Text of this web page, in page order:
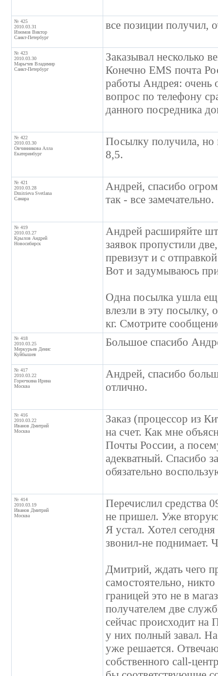
№ 425
2010.03.31
Изюмов Виктор
Санкт-Петербург
все позиции получил,
№ 423
2010.03.30
Марычев Владимир
Санкт-Петербург
Заказывал несколько
Конечно EMS почта
работы Андрея: очень
вопрос по телефону
данного посредника
№ 422
2010.03.30
Овчинникова Алла
Екатеринбург
Посылку получила, но
8,5.
№ 421
2010.03.28
Dmitrieva Svetlana
Самара
Андрей, спасибо
так - все замечательно.
№ 419
2010.03.27
Крылов Андрей
Новосибирск
Андрей расширяйте
заявок пропустили
превизут и с
Вот и задумываюсь
Одна посылка ушла
влезли в эту посылку,
кг. Смотрите
№ 418
2010.03.25
Меркурьев Денис
Куйбышев
Большое спасибо
№ 417
2010.03.22
Горючкина Ирина
Москва
Андрей, спасибо
отлично.
№ 416
2010.03.22
Иванов Дмитрий
Москва
Заказ (процессор из
на счет. Как мне
Почты России, а
адекватный. Спасибо
обязательно
№ 414
2010.03.19
Иванов Дмитрий
Москва
Перечислил средства
не пришел. Уже
Я устал. Хотел
звонил-не поднимает.
Дмитрий, ждать чего
самостоятельно,
границей это не в
получателем две
сейчас происходит на
у них полный завал.
уже решается.
собственного call-